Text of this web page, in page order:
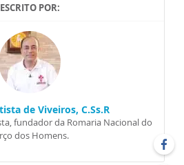
ESCRITO POR:
de Viveiros, C.Ss.R
fundador da Romaria Nacional do
dos Homens.